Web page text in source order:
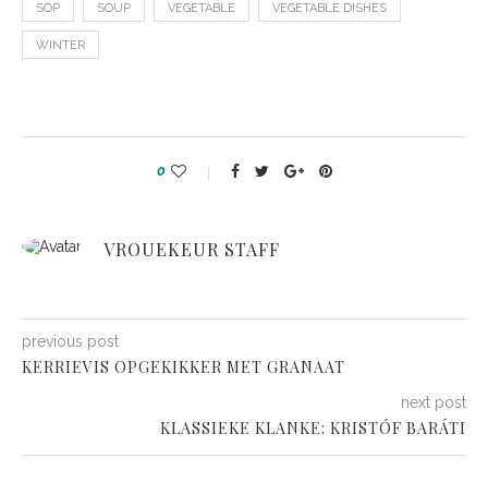
SOP SOUP VEGETABLE VEGETABLE DISHES
WINTER
0
VROUEKEUR STAFF
previous post
KERRIEVIS OPGEKIKKER MET GRANAAT
next post
KLASSIEKE KLANKE: KRISTÓF BARÁTI